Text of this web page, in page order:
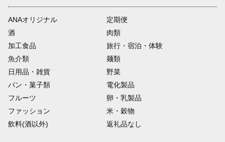
ANAオリジナル
定期便
酒
肉類
加工食品
旅行・宿泊・体験
魚介類
麺類
日用品・雑貨
野菜
パン・菓子類
電化製品
フルーツ
卵・乳製品
ファッション
米・穀物
飲料(酒以外)
返礼品なし